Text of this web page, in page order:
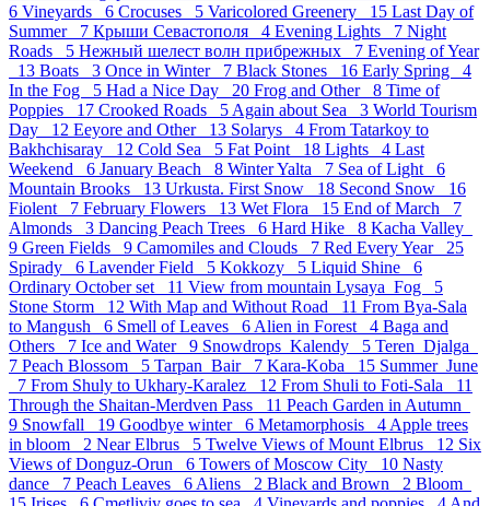
6 Vineyards 6 Crocuses 5 Varicolored Greenery 15 Last Day of
Summer 7 Крыши Севастополя 4 Evening Lights 7 Night
Roads 5 Нежный шелест волн прибрежных 7 Evening of Year
13 Boats 3 Once in Winter 7 Black Stones 16 Early Spring 4
In the Fog 5 Had a Nice Day 20 Frog and Other 8 Time of
Poppies 17 Crooked Roads 5 Again about Sea 3 World Tourism
Day 12 Eeyore and Other 13 Solarys 4 From Tatarkoy to
Bakhchisaray 12 Cold Sea 5 Fat Point 18 Lights 4 Last
Weekend 6 January Beach 8 Winter Yalta 7 Sea of Light 6
Mountain Brooks 13 Urkusta. First Snow 18 Second Snow 16
Fiolent 7 February Flowers 13 Wet Flora 15 End of March 7
Almonds 3 Dancing Peach Trees 6 Hard Hike 8 Kacha Valley
9 Green Fields 9 Camomiles and Clouds 7 Red Every Year 25
Spirady 6 Lavender Field 5 Kokkozy 5 Liquid Shine 6
Ordinary October set 11 View from mountain Lysaya_Fog 5
Stone Storm 12 With Map and Without Road 11 From Bya-Sala
to Mangush 6 Smell of Leaves 6 Alien in Forest 4 Baga and
Others 7 Ice and Water 9 Snowdrops_Kalendy 5 Teren_Djalga
7 Peach Blossom 5 Tarpan_Bair 7 Kara-Koba 15 Summer_June
7 From Shuly to Ukhary-Karalez 12 From Shuli to Foti-Sala 11
Through the Shaitan-Merdven Pass 11 Peach Garden in Autumn
9 Snowfall 19 Goodbye winter 6 Metamorphosis 4 Apple trees
in bloom 2 Near Elbrus 5 Twelve Views of Mount Elbrus 12 Six
Views of Donguz-Orun 6 Towers of Moscow City 10 Nasty
dance 7 Peach Leaves 6 Aliens 2 Black and Brown 2 Bloom